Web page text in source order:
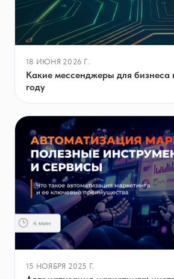
18 ИЮНЯ 2026 Г.
Какие мессенджеры для бизнеса
году
15 НОЯБРЯ 2025 Г.